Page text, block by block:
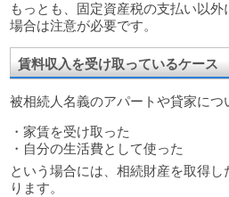
もっとも、固定資産税の支払い以
場合は注意が必要です。
賃料収入を受け取っているケース
被相続人名義のアパートや貸家につ
・家賃を受け取った
・自分の生活費として使った
という場合には、相続財産を取得
ります。